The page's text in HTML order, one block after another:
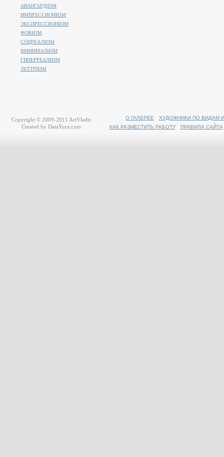
АВАНГАРДИЗМ
ИМПРЕССИОНИЗМ
ЭКСПРЕССИОНИЗМ
ФОВИЗМ
СОЦРЕАЛИЗМ
МИНИМАЛИЗМ
ГИПЕРРЕАЛИЗМ
ЛЕТТРИЗМ
О ГАЛЕРЕЕ
ХУДОЖНИКИ ПО ВИДАМ
КАК РАЗМЕСТИТЬ РАБОТУ
ПРАВИЛА САЙТА
Copyright © 2009-2011 ArtVladis
Created by DataYura.com